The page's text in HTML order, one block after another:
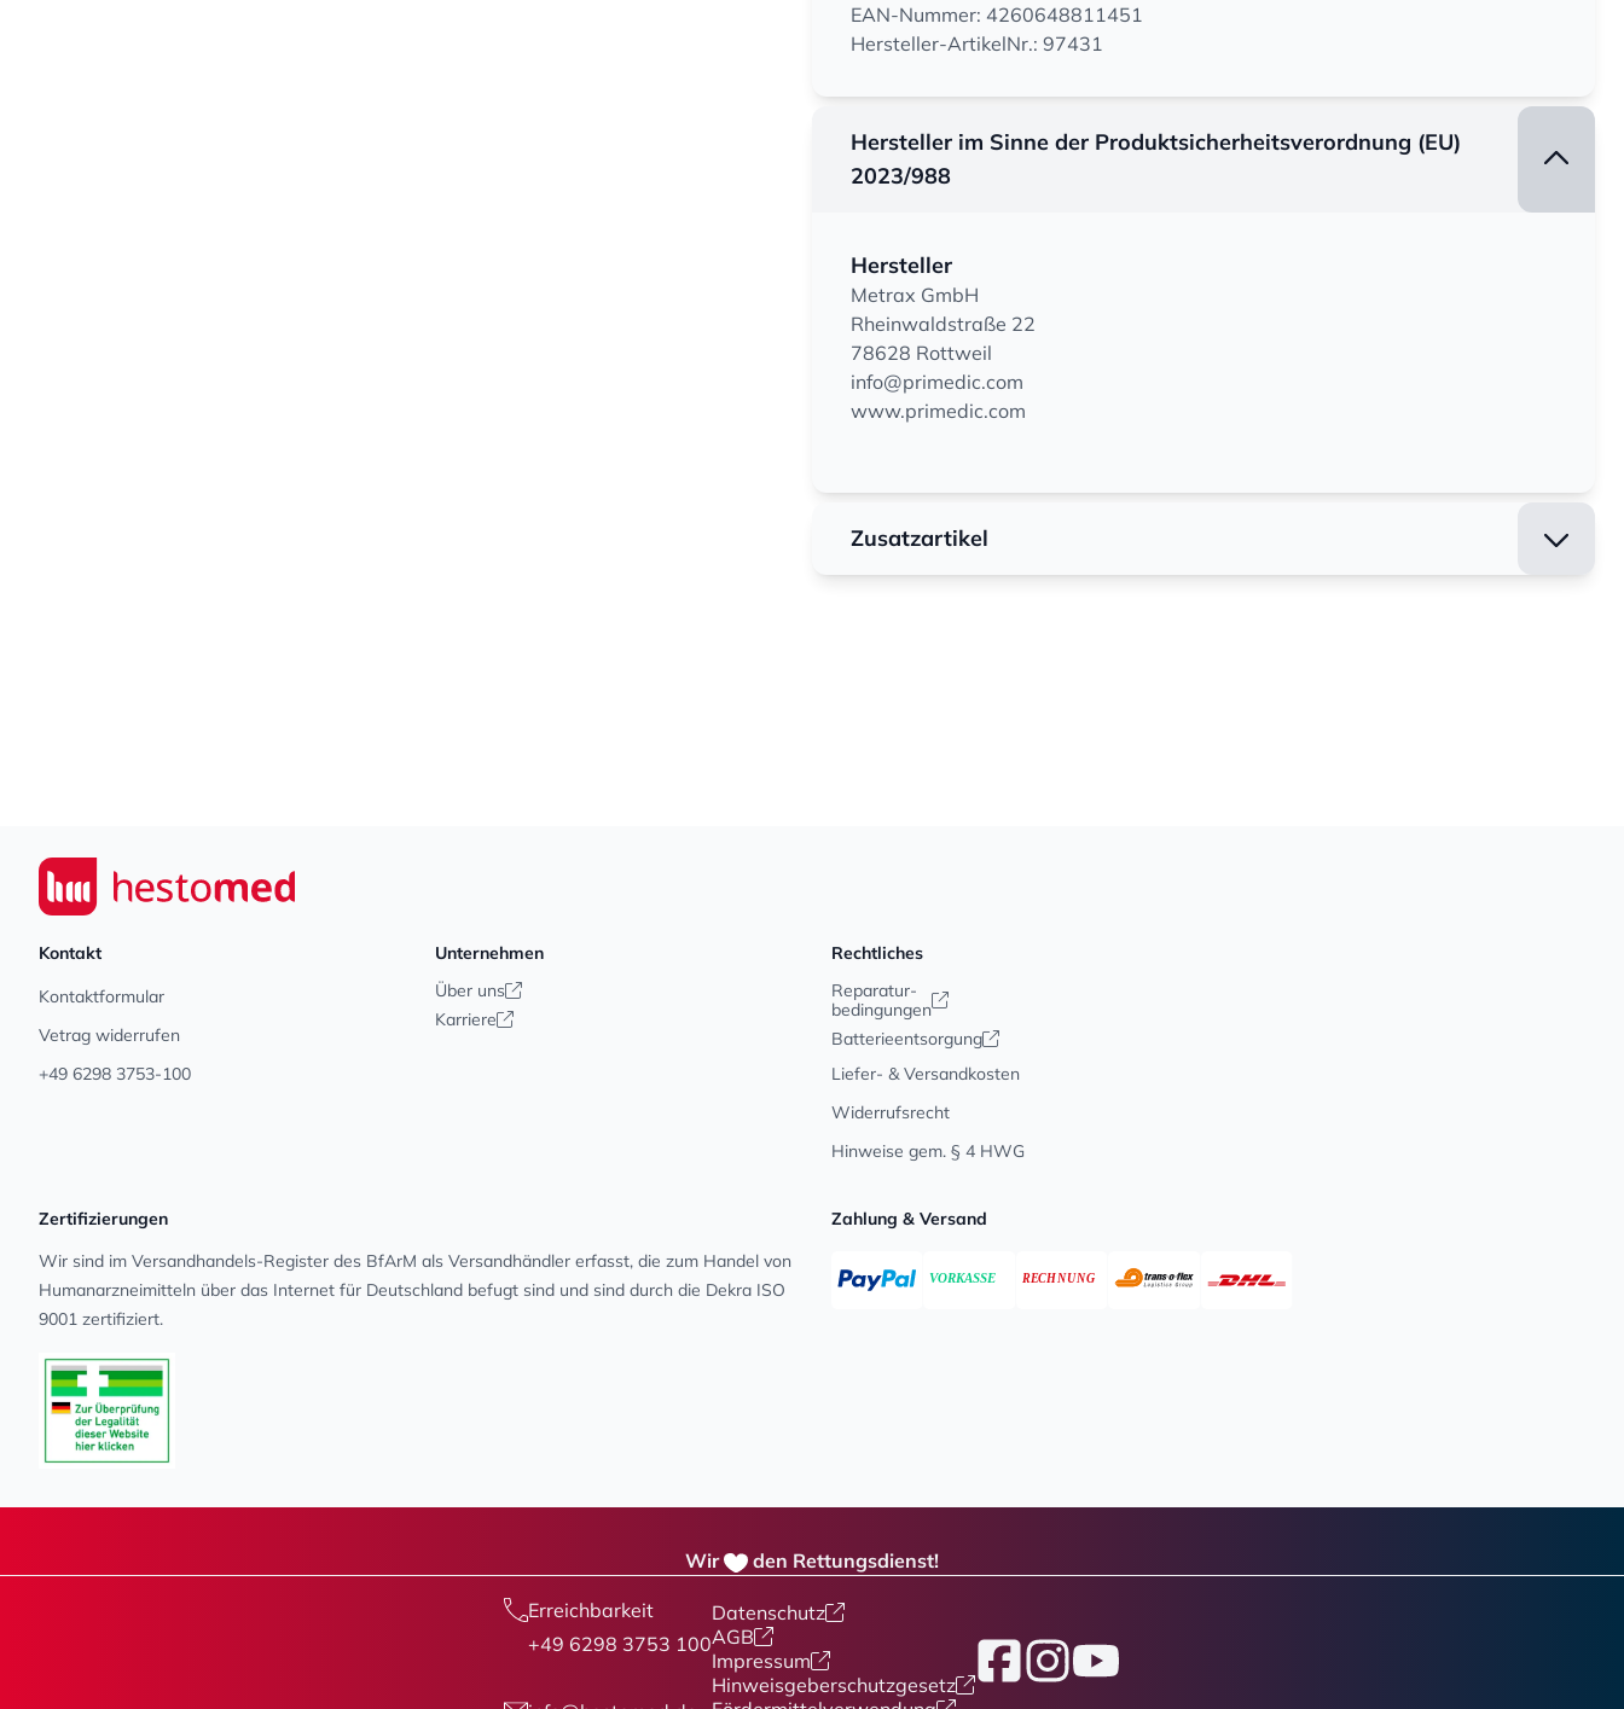
EAN-Nummer: 4260648811451
Hersteller-ArtikelNr.: 97431
Hersteller im Sinne der Produktsicherheitsverordnung (EU)
2023/988
Hersteller
Metrax GmbH
Rheinwaldstraße 22
78628 Rottweil
info@primedic.com
www.primedic.com
Zusatzartikel
Seiwert GmbH
Kontakt
Kontaktformular
Vetrag widerrufen
+49 6298 3753-100
Unternehmen
Über uns
Karriere
Rechtliches
Reparatur-
bedingungen
Batterieentsorgung
Liefer- & Versandkosten
Widerrufsrecht
Hinweise gem. § 4 HWG
Zertifizierungen
Wir sind im Versandhandels-Register des BfArM als Versandhändler erfasst, die zum Handel von
Human­arz­nei­mit­teln über das Internet für Deutschland befugt sind und sind durch die Dekra ISO
9001 zertifiziert.
Zahlung & Versand
Wir den Rettungsdienst!
Erreichbarkeit
+49 6298 3753 100
Datenschutz
AGB
Impressum
Hinweisgeberschutzgesetz
FacebookInstagram
YouTube